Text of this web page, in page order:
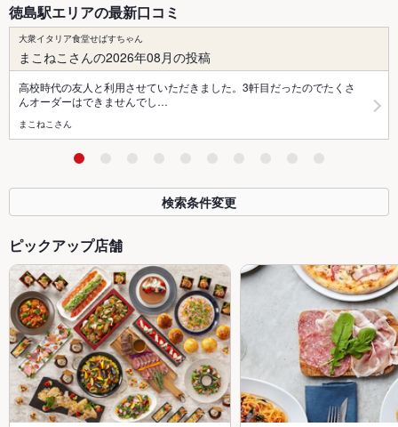
徳島駅エリアの最新口コミ
大衆イタリア食堂せばすちゃん
まこねこさんの2026年08月の投稿
高校時代の友人と利用させていただきました。3軒目だったのでたくさ
んオーダーはできませんでし…
まこねこさん
検索条件変更
ピックアップ店舗